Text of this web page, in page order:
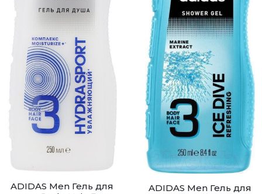
ADIDAS Men Гель для
ADIDAS Men Гель для